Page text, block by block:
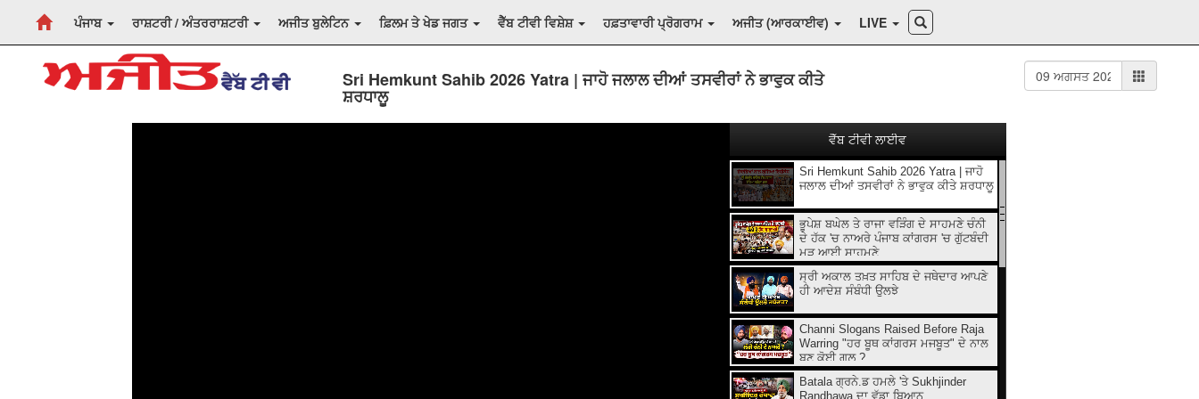
ਪੰਜਾਬ ਰਾਸ਼ਟਰੀ / ਅੰਤਰਰਾਸ਼ਟਰੀ ਅਜੀਤ ਬੁਲੇਟਿਨ ਫ਼ਿਲਮ ਤੇ ਖੇਡ ਜਗਤ ਵੈੱਬ ਟੀਵੀ ਵਿਸ਼ੇਸ਼ ਹਫ਼ਤਾਵਾਰੀ ਪ੍ਰੋਗਰਾਮ ਅਜੀਤ (ਆਰਕਾਈਵ) LIVE
Sri Hemkunt Sahib 2026 Yatra | ਜਾਹੋ ਜਲਾਲ ਦੀਆਂ ਤਸਵੀਰਾਂ ਨੇ ਭਾਵੁਕ ਕੀਤੇ
ਸ਼ਰਧਾਲੂ
Sri Hemkunt Sahib 2026 Yatra | ਜਾਹੋ
ਜਲਾਲ ਦੀਆਂ ਤਸਵੀਰਾਂ ਨੇ ਭਾਵੁਕ ਕੀਤੇ ਸ਼ਰਧਾਲੂ
ਭੂਪੇਸ਼ ਬਘੇਲ ਤੇ ਰਾਜਾ ਵੜਿੰਗ ਦੇ ਸਾਹਮਣੇ ਚੰਨੀ
ਦੇ ਹੱਕ 'ਚ ਨਾਅਰੇ ਪੰਜਾਬ ਕਾਂਗਰਸ 'ਚ ਗੁੱਟਬੰਦੀ
ਮੁੜ ਆਈ ਸਾਹਮਣੇ
ਸ੍ਰੀ ਅਕਾਲ ਤਖ਼ਤ ਸਾਹਿਬ ਦੇ ਜਥੇਦਾਰ ਆਪਣੇ
ਹੀ ਆਦੇਸ਼ ਸੰਬੰਧੀ ਉਲਝੇ
Channi Slogans Raised Before Raja
Warring "ਹਰ ਬੂਥ ਕਾਂਗਰਸ ਮਜਬੂਤ" ਦੇ ਨਾਲ
ਬਣੂ ਕੋਈ ਗਲ਼ ?
Batala ਗ੍ਰਨੇ.ਡ ਹਮਲੇ 'ਤੇ Sukhjinder
Randhawa ਦਾ ਵੱਡਾ ਬਿਆਨ
ਵੈੱਬ ਟੀਵੀ ਲਾਈਵ